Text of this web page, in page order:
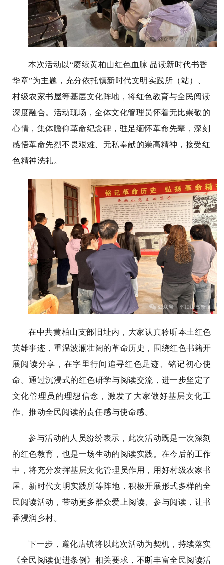
本次活动以“赓续黄柏山红色血脉 品读新时代书香
华章”为主题，充分依托镇新时代文明实践所（站）、
村级农家书屋等基层文化阵地，将红色教育与全民阅读
深度融合。活动现场，全体文化管理员怀着无比崇敬的
心情，集体瞻仰革命纪念碑，驻足缅怀革命先辈，深刻
感悟革命先烈不畏艰难、无私奉献的崇高精神，接受红
色精神洗礼。
在中共黄柏山支部旧址内，大家认真聆听本土红色
英雄事迹，重温波澜壮阔的革命历史，围绕红色书籍开
展阅读分享，在字里行间追寻红色足迹、铭记初心使
命。通过沉浸式的红色研学与阅读交流，进一步坚定了
文化管理员的理想信念，激发了大家做好基层文化工
作、推动全民阅读的责任感与使命感。
参与活动的人员纷纷表示，此次活动既是一次深刻
的红色教育，也是一场生动的阅读实践。在今后的工作
中，将充分发挥基层文化管理员作用，用好村级农家书
屋、新时代文明实践所等阵地，积极开展形式多样的全
民阅读活动，带动更多群众爱上阅读、参与阅读，让书
香浸润乡村。
下一步，遵化店镇将以此次活动为契机，持续落实
《全民阅读促进条例》相关要求，不断丰富全民阅读活